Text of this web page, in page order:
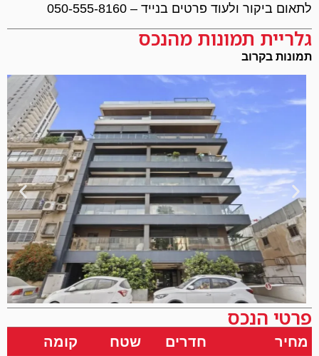
לתאום ביקור ולעוד פרטים בנייד – 050-555-8160
גלריית תמונות מהנכס
תמונות בקרוב
פרטי הנכס
מחיר חדרים שטח קומה